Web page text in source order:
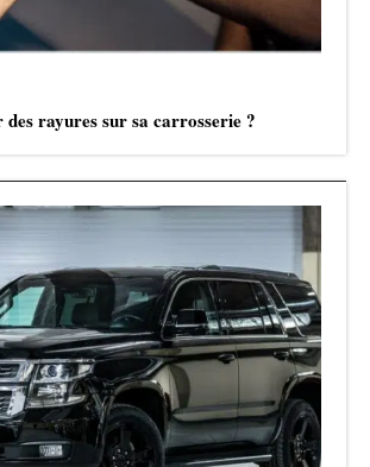
rayures sur sa carrosserie ?